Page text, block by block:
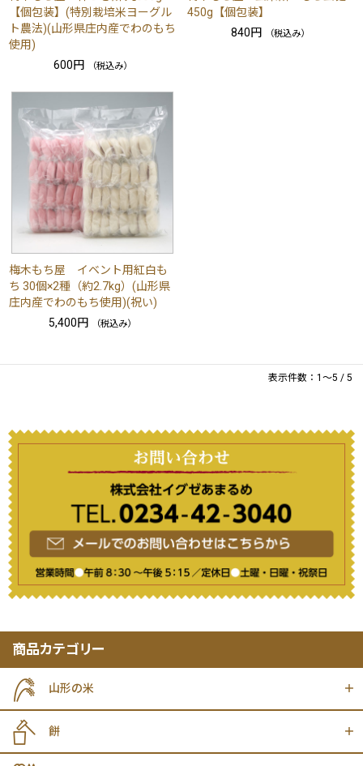
【個包装】(特別栽培米ヨーグル
ト農法)(山形県庄内産でわのもち
使用)
600円
（税込み）
450g【個包装】
840円
（税込み）
梅木もち屋 イベント用紅白も
ち 30個×2種（約2.7kg）(山形県
庄内産でわのもち使用)(祝い)
5,400円
（税込み）
表示件数：1～5 / 5
商品カテゴリー
山形の米
餅